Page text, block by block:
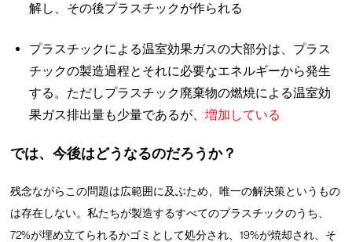
解し、その後プラスチックが作られる
プラスチックによる温室効果ガスの大部分は、プラス
チックの製造過程とそれに必要なエネルギーから発生
する。ただしプラスチック廃棄物の燃焼による温室効
果ガス排出量も少量であるが、増加している
では、今後はどうなるのだろうか？
残念ながらこの問題は広範囲に及ぶため、唯一の解決策というもの
は存在しない。私たちが製造するすべてのプラスチックのうち、
72%が埋め立てられるかゴミとして処分され、19%が焼却され、そ